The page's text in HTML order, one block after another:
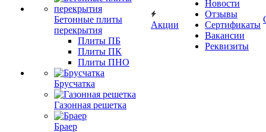
Бетонные плиты
перекрытия
Плиты ПБ
Плиты ПК
Плиты ПНО
Брусчатка
Газонная решетка
Браер
Акции
Новости
Отзывы
Сертификаты
Вакансии
Реквизиты